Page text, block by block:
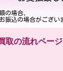
取の流れページ